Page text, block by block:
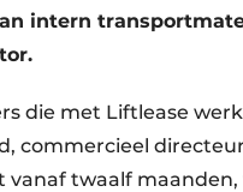
intern
die met Liftlease
commercieel
vanaf twaalf